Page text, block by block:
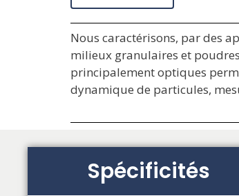
Nous caractérisons, par des
milieux granulaires et
principalement optiques
dynamique de particules,
Spécificités